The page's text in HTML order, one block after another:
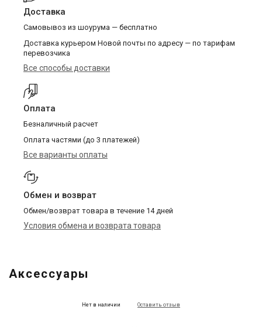
Доставка
Самовывоз из шоурума — бесплатно
Доставка курьером Новой почты по адресу — по тарифам
перевозчика
Все способы доставки
Оплата
Безналичный расчет
Оплата частями (до 3 платежей)
Все варианты оплаты
Обмен и возврат
Обмен/возврат товара в течение 14 дней
Условия обмена и возврата товара
Аксессуары
Нет в наличии Оставить отзыв